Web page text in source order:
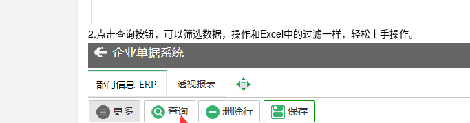
2.点击查询按钮，可以筛选数据，操作和Excel中的过滤一样，轻松上手操作。